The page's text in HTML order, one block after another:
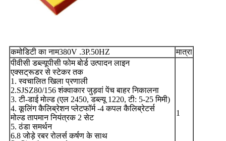
कमोडिटी का नाम380V .3P.50HZ
मात्रा
पीवीसी डब्ल्यूपीसी फोम बोर्ड उत्पादन लाइन
एक्सट्रूडर से स्टेकर तक
1. स्वचालित खिला प्रणाली
2.SJSZ80/156 शंक्वाकार जुड़वां पेंच बाहर निकालना
3. टी-डाई मोल्ड (एल 2450, डब्ल्यू 1220, टी: 5-25 मिमी)
4. कूलिंग कैलिब्रेशन प्लेटफॉर्म -4 कपल कैलिब्रेटर्स
मोल्ड तापमान नियंत्रक 2 सेट
5. ठंडा समर्थन
6.8 जोड़े रबर रोलर्स कर्षण के साथ
1